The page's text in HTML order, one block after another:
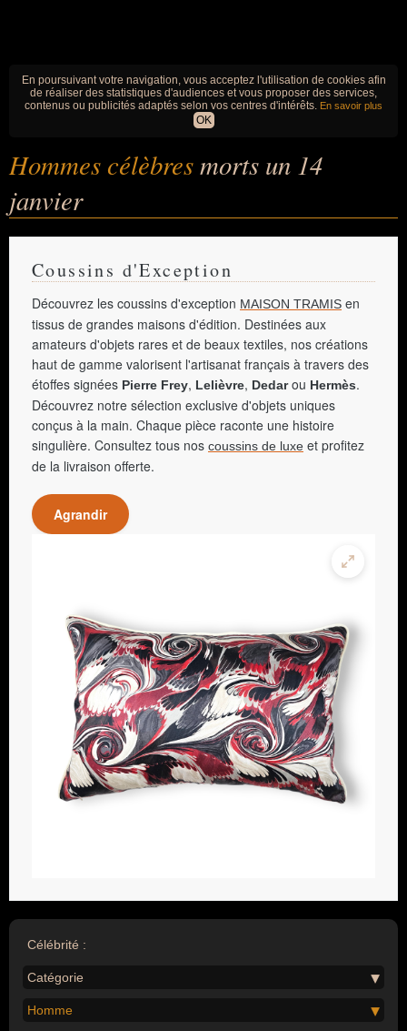
En poursuivant votre navigation, vous acceptez l'utilisation de cookies afin
de réaliser des statistiques d'audiences et vous proposer des services,
contenus ou publicités adaptés selon vos centres d'intérêts. En savoir plus
OK
Hommes célèbresmorts un 14
janvier
Coussins d'Exception
Découvrez les coussins d'exception MAISON TRAMIS en
tissus de grandes maisons d'édition. Destinées aux
amateurs d'objets rares et de beaux textiles, nos créations
haut de gamme valorisent l'artisanat français à travers des
étoffes signées Pierre Frey, Lelièvre, Dedarou Hermès.
Découvrez notre sélection exclusive d'objets uniques
conçus à la main. Chaque pièce raconte une histoire
singulière. Consultez tous nos coussins de luxe et profitez
de la livraison offerte.
Agrandir
Célébrité :
Catégorie
Homme